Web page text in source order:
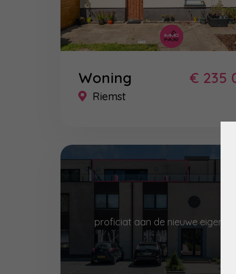
€ 235
Riemst
Woning
proficiat aan de nieuwe eigenaar!